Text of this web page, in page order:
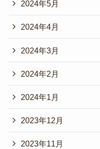
2024年5月
2024年4月
2024年3月
2024年2月
2024年1月
2023年12月
2023年11月